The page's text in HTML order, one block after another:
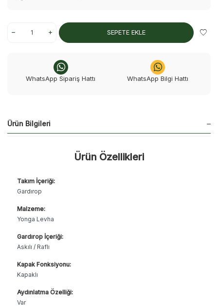
SEPETE EKLE
WhatsApp Sipariş Hattı WhatsApp Bilgi Hattı
Ürün Bilgileri
Ürün Özellikleri
Takım İçeriği:
Gardırop
Malzeme:
Yonga Levha
Gardırop İçeriği:
Askılı / Raflı
Kapak Fonksiyonu:
Kapaklı
Aydınlatma Özelliği:
Var